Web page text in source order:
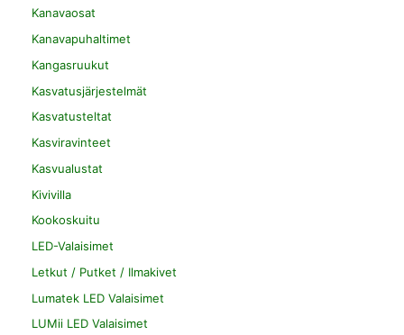
Kanavaosat
Kanavapuhaltimet
Kangasruukut
Kasvatusjärjestelmät
Kasvatusteltat
Kasviravinteet
Kasvualustat
Kivivilla
Kookoskuitu
LED-Valaisimet
Letkut / Putket / Ilmakivet
Lumatek LED Valaisimet
LUMii LED Valaisimet